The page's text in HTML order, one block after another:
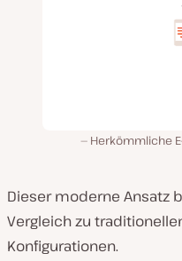
Herkömmliche
Dieser moderne Ansatz
Vergleich zu
Konfigurationen.